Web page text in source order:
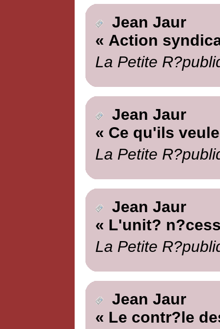
Jean Jaur
« Action
La Petite
Jean Jaur
« Ce qu'ils
La Petite
Jean Jaur
« L'unit?
La Petite
Jean Jaur
« Le contr?le